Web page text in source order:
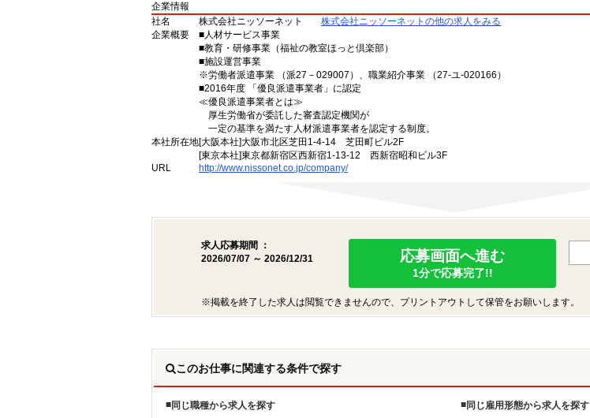
企業情報
社名
株式会社ニッソーネット
株式会社ニッソーネットの他の求人をみる
企業概要
■人材サービス事業
■教育・研修事業（福祉の教室ほっと倶楽部）
■施設運営事業
※労働者派遣事業 （派27－029007）、職業紹介事業 （27-ユ-020166）
■2016年度 「優良派遣事業者」に認定
≪優良派遣事業者とは≫
厚生労働省が委託した審査認定機関が
一定の基準を満たす人材派遣事業者を認定する制度。
本社所在地[大阪本社]大阪市北区芝田1-4-14 芝田町ビル2F
[東京本社]東京都新宿区西新宿1-13-12 西新宿昭和ビル3F
URL
http://www.nissonet.co.jp/company/
求人応募期間 ：
2026/07/07 ～ 2026/12/31
応募画面へ進む
1分で応募完了!!
※掲載を終了した求人は閲覧できませんので、プリントアウトして保管をお願いします。
このお仕事に関連する条件で探す
同じ職種から求人を探す
同じ雇用形態から求人を探す